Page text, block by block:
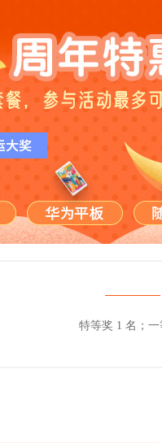
特等奖 1 名；